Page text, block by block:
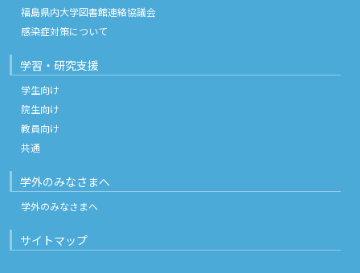
福島県内大学図書館連絡協議会
感染症対策について
学習・研究支援
学生向け
院生向け
教員向け
共通
学外のみなさまへ
学外のみなさまへ
サイトマップ